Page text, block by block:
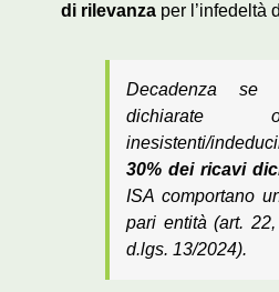
di rilevanza per l’infedeltà
Decadenza
dichiarate
inesistenti/
30% dei ricavi
ISA comportano
pari entità (art.
d.lgs. 13/2024).